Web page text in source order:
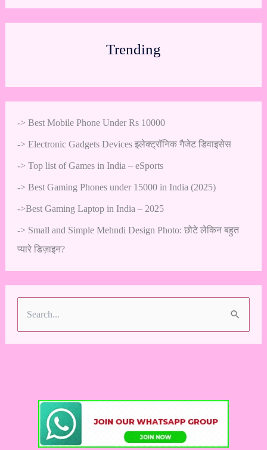
Trending
-> Best Mobile Phone Under Rs 10000
-> Electronic Gadgets Devices इलेक्ट्रॉनिक गैजेट डिवाइसेस
-> Top list of Games in India – eSports
-> Best Gaming Phones under 15000 in India (2025)
->Best Gaming Laptop in India – 2025
-> Small and Simple Mehndi Design Photo: छोटे लेकिन बहुत
प्यारे डिज़ाइन?